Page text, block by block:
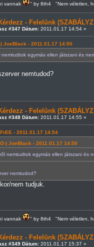
vannak " by 8th4 "Nem véletlen,
- Felelünk
#347 Dátum:2011.01.17 14:54 »
JoeBlack - 2011.01.17 14:50
egymás ellen játszani és
nemtudod?
- Felelünk
#348 Dátum:2011.01.17 14:55 »
- 2011.01.17 14:54
) JoeBlack - 2011.01.17 14:50
nemtudtok egymás ellen játszani és
nemtudod?
nem tudjuk.
vannak " by 8th4 "Nem véletlen,
- Felelünk
#349 Dátum:2011.01.17 15:37 »